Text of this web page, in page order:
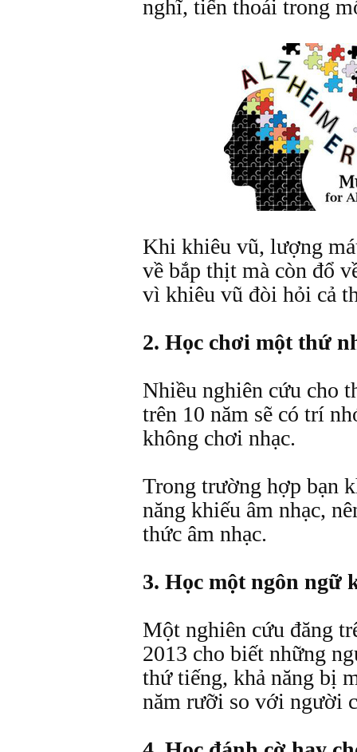
nghĩ, tiến thoái trong
Khi khiêu vũ, lượng
về bắp thịt mà còn đổ
vì khiêu vũ đòi hỏi cả
2. Học chơi một thứ
Nhiều nghiên cứu cho
trên 10 năm sẽ có trí
không chơi nhạc.
Trong trường hợp bạn
năng khiếu âm nhạc,
thức âm nhạc.
3. Học một ngôn ngữ
Một nghiên cứu đăng
2013 cho biết những
thứ tiếng, khả năng bị
năm rưỡi so với người